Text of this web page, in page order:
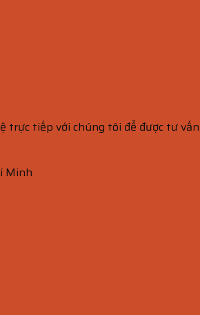
trực tiếp với chúng tôi để được tư
Minh